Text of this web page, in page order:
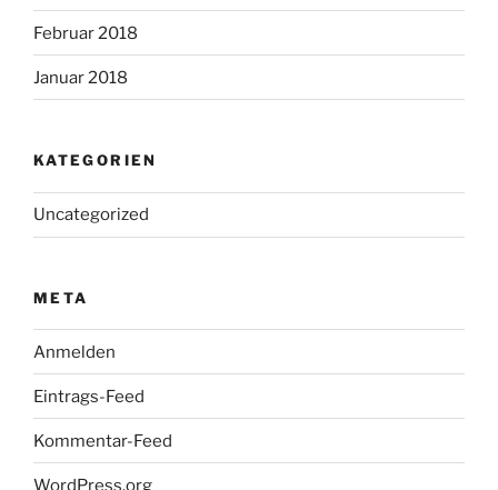
Februar 2018
Januar 2018
KATEGORIEN
Uncategorized
META
Anmelden
Eintrags-Feed
Kommentar-Feed
WordPress.org